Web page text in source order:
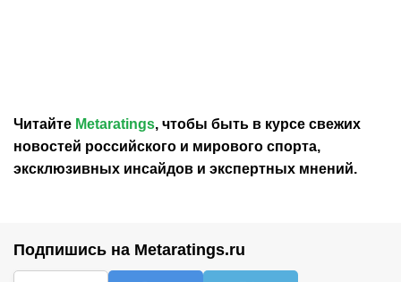
Читайте Metaratings, чтобы быть в курсе свежих
новостей российского и мирового спорта,
эксклюзивных инсайдов и экспертных мнений.
Подпишись на Metaratings.ru